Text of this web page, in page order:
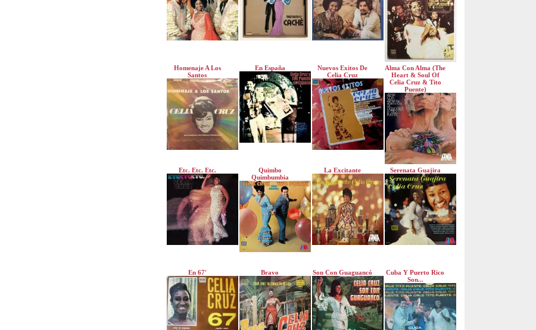
Homenaje A Los
Santos
En España
Nuevos Exitos De
Celia Cruz
Alma Con Alma (The
Heart & Soul Of
Celia Cruz & Tito
Puente)
Etc. Etc. Etc.
Quimbo
Quimbumbia
La Excitante Serenata Guajira
En 67' Bravo Son Con Guaguancó
Cuba Y Puerto Rico
Son...